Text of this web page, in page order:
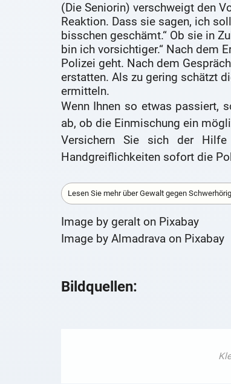
(Die Seniorin) verschweigt den
Reaktion. Dass sie sagen, ich
bisschen geschämt.“ Ob sie in
bin ich vorsichtiger.“ Nach dem
Polizei geht. Nach dem
erstatten. Als zu gering schätzt
ermitteln.
Wenn Ihnen so etwas passiert,
ab, ob die Einmischung ein
Versichern Sie sich der
Handgreiflichkeiten sofort die
Lesen Sie mehr über Gewalt gegen
Image by geralt on Pixabay
Image by Almadrava on Pixabay
Bildquellen: